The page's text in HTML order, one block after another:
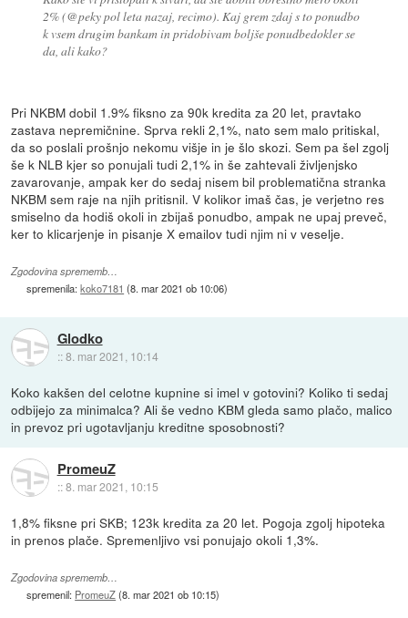
2% (@peky pol leta nazaj, recimo). Kaj grem zdaj s to ponudbo
k vsem drugim bankam in pridobivam boljše ponudbedokler se
da, ali kako?
Pri NKBM dobil 1.9% fiksno za 90k kredita za 20 let, pravtako
zastava nepremičnine. Sprva rekli 2,1%, nato sem malo pritiskal,
da so poslali prošnjo nekomu višje in je šlo skozi. Sem pa šel zgolj
še k NLB kjer so ponujali tudi 2,1% in še zahtevali življenjsko
zavarovanje, ampak ker do sedaj nisem bil problematična stranka
NKBM sem raje na njih pritisnil. V kolikor imaš čas, je verjetno res
smiselno da hodiš okoli in zbijaš ponudbo, ampak ne upaj preveč,
ker to klicarjenje in pisanje X emailov tudi njim ni v veselje.
Zgodovina sprememb…
spremenila:koko7181 (8. mar 2021 ob 10:06)
Glodko
::8. mar 2021, 10:14
Koko kakšen del celotne kupnine si imel v gotovini? Koliko ti sedaj
odbijejo za minimalca? Ali še vedno KBM gleda samo plačo, malico
in prevoz pri ugotavljanju kreditne sposobnosti?
PromeuZ
::8. mar 2021, 10:15
1,8% fiksne pri SKB; 123k kredita za 20 let. Pogoja zgolj hipoteka
in prenos plače. Spremenljivo vsi ponujajo okoli 1,3%.
Zgodovina sprememb…
spremenil: PromeuZ(8. mar 2021 ob 10:15)